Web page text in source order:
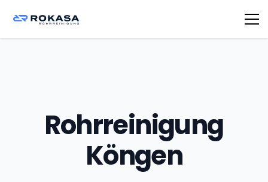
Rohrreinigung
Köngen